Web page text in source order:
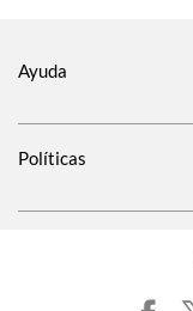
Ayuda
Políticas